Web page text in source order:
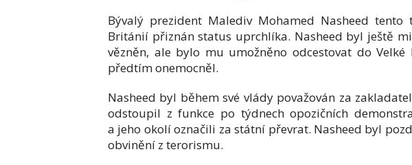
Bývalý prezident Malediv Mohamed Nasheed
Británií přiznán status uprchlíka. Nasheed byl ještě
vězněn, ale bylo mu umožněno odcestovat do
předtím onemocněl.
Nasheed byl během své vlády považován za
odstoupil z funkce po týdnech opozičních
a jeho okolí označili za státní převrat. Nasheed byl
obvinění z terorismu.